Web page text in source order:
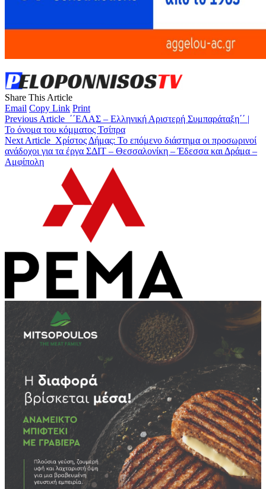
Share This Article
Email Copy Link Print
Previous Article ΄΄ΕΛΑΣ – Ελληνική Αριστερή Συμπαράταξη΄΄ |
Το όνομα του κόμματος Τσίπρα
Next Article Χρίστος Δήμας: Το επόμενο διάστημα οι προσωρινοί
ανάδοχοι για τα έργα ΣΔΙΤ – Θεσσαλονίκη – Έδεσσα και Δράμα –
Αμφίπολη